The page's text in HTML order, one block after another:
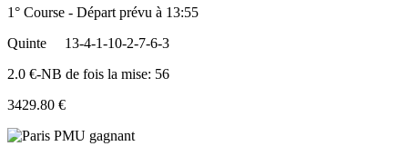
1° Course - Départ prévu à 13:55
Quinte
13-4-1-10-2-7-6-3
2.0 €-NB de fois la mise: 56
3429.80 €